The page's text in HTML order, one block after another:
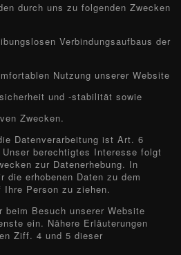
durch uns zu folgenden Zwecken
Verbindungsaufbaus der
Nutzung unserer Website
und -stabilität sowie
Zwecken.
Datenverarbeitung ist Art. 6
berechtigtes Interesse folgt
zur Datenerhebung. In
die erhobenen Daten zu dem
Person zu ziehen.
beim Besuch unserer Website
ein. Nähere Erläuterungen
Ziff. 4 und 5 dieser